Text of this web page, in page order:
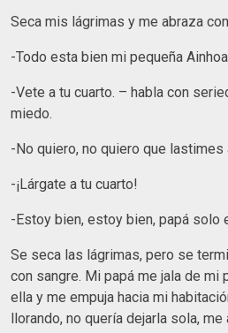
Seca mis lágrimas y me abraza
-Todo esta bien mi pequeña
-Vete a tu cuarto. – habla con
miedo.
-No quiero, no quiero que lastimes
-¡Lárgate a tu cuarto!
-Estoy bien, estoy bien, papá solo
Se seca las lágrimas, pero se
con sangre. Mi papá me jala de mi
ella y me empuja hacia mi
llorando, no quería dejarla sola,